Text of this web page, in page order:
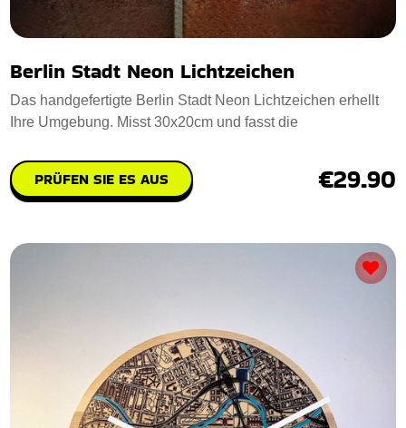
Berlin Stadt Neon Lichtzeichen
Das handgefertigte Berlin Stadt Neon Lichtzeichen erhellt
Ihre Umgebung. Misst 30x20cm und fasst die
PRÜFEN SIE ES AUS €29.90